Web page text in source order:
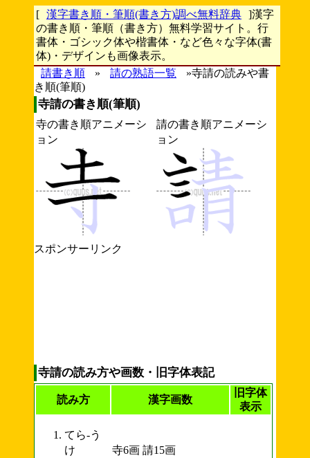
[ 漢字書き順・筆順(書き方)調べ無料辞典 ]漢字
の書き順・筆順（書き方）無料学習サイト。行
書体・ゴシック体や楷書体・など色々な字体(書
体)・デザインも画像表示。
請書き順
» 請の熟語一覧
»寺請の読みや書
き順(筆順)
寺請の書き順(筆順)
寺の書き順アニメーシ
ョン
請の書き順アニメーシ
ョン
スポンサーリンク
寺請の読み方や画数・旧字体表記
読み方 漢字画数
旧字体
表示
てら-う
け
寺6画 請15画